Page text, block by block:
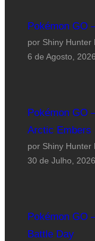
Pokémon GO
por Shiny Hunter
6 de Agosto, 2026
Pokémon GO
Arctic Embers
por Shiny Hunter
30 de Julho, 2026
Pokémon GO
Battle Day